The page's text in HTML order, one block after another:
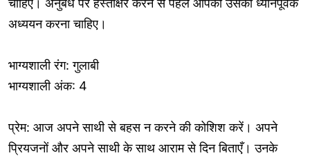
चाहिए। अनुबंध पर हस्ताक्षर करने से पहले आपको उसका ध्यानपूर्वक
अध्ययन करना चाहिए।
भाग्यशाली रंग: गुलाबी
भाग्यशाली अंक: 4
प्रेम: आज अपने साथी से बहस न करने की कोशिश करें। अपने
प्रियजनों और अपने साथी के साथ आराम से दिन बिताएँ। उनके